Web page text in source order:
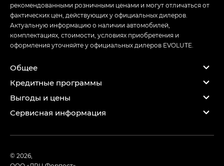
рекомендованными розничными ценами и могут отличаться от
фактических цен, действующих у официальных дилеров.
Актуальную информацию о наличии автомобилей,
комплектациях, стоимости, условиях приобретения и
оформления уточняйте у официальных дилеров EVOLUTE.
Общее
Кредитные программы
Выгоды и цены
Сервисная информация
© 2026,